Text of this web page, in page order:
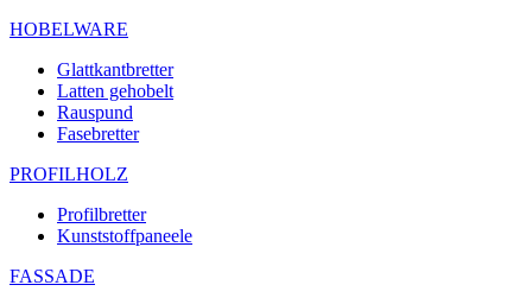
HOBELWARE
Glattkantbretter
Latten gehobelt
Rauspund
Fasebretter
PROFILHOLZ
Profilbretter
Kunststoffpaneele
FASSADE